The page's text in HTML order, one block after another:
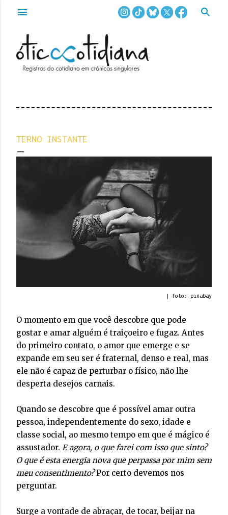
Pular para o conteúdo principal
TERNO INSTANTE
| foto: pixabay
O momento em que você descobre que pode
gostar e amar alguém é traiçoeiro e fugaz. Antes
do primeiro contato, o amor que emerge e se
expande em seu ser é fraternal, denso e real, mas
ele não é capaz de perturbar o físico, não lhe
desperta desejos carnais.
Quando se descobre que é possível amar outra
pessoa, independentemente do sexo, idade e
classe social, ao mesmo tempo em que é mágico é
assustador. E agora, o que farei com isso que sinto?
O que é esta energia nova que perpassa por mim sem
meu consentimento?Por certo devemos nos
perguntar.
Surge a vontade de abraçar, de tocar, beijar na